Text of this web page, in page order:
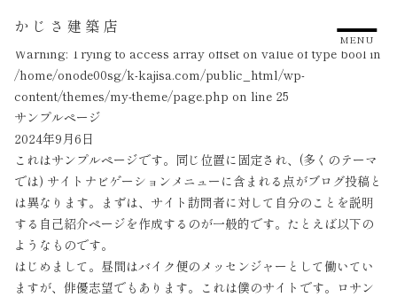
かじさ建築店
MENU
Warning: Trying to access array offset on value of type bool in
/home/onode00sg/k-kajisa.com/public_html/wp-
content/themes/my-theme/page.php on line 25
サンプルページ
2024年9月6日
これはサンプルページです。同じ位置に固定され、(多くのテーマ
では) サイトナビゲーションメニューに含まれる点がブログ投稿と
は異なります。まずは、サイト訪問者に対して自分のことを説明
する自己紹介ページを作成するのが一般的です。たとえば以下の
ようなものです。
はじめまして。昼間はバイク便のメッセンジャーとして働いてい
ますが、俳優志望でもあります。これは僕のサイトです。ロサン